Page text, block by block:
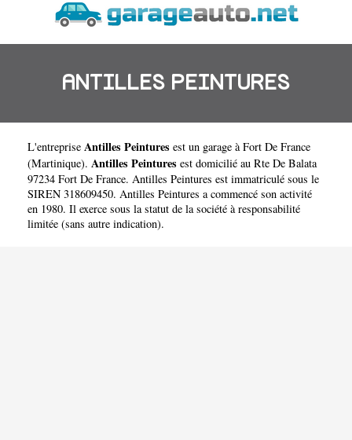
ANTILLES PEINTURES
L'entreprise Antilles Peintures est un garage à Fort De France
(Martinique). Antilles Peintures est domicilié au Rte De Balata
97234 Fort De France. Antilles Peintures est immatriculé sous le
SIREN 318609450. Antilles Peintures a commencé son activité
en 1980. Il exerce sous la statut de la société à responsabilité
limitée (sans autre indication).